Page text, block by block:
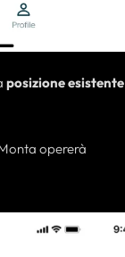
posizione esistente
opererà